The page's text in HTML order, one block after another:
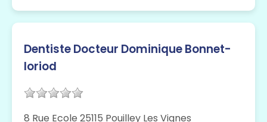
Dentiste Docteur Dominique Bonnet-
loriod
8 Rue Ecole 25115 Pouilley Les Vignes